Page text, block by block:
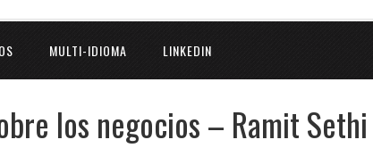
MULTI-IDIOMA LINKEDIN
los negocios – Ramit Sethi